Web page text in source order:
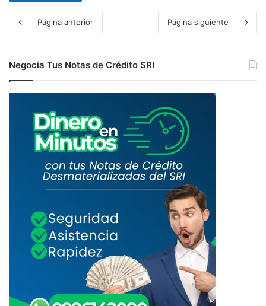
Página anterior Página siguiente
Negocia Tus Notas de Crédito SRI